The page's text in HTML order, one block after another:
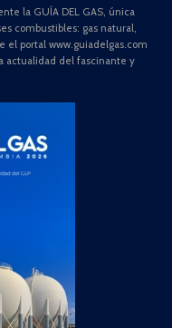
la GUÍA DEL GAS, única
combustibles: gas natural,
el portal www.guiadelgas.com
actualidad del fascinante y